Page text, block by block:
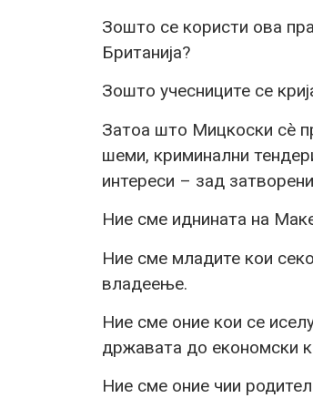
Зошто се користи ова
Британија?
Зошто учесниците се
Затоа што Мицкоски сè
шеми, криминални
интереси – зад
Ние сме иднината на
Ние сме младите кои
владеење.
Ние сме оние кои се
државата до економски
Ние сме оние чии